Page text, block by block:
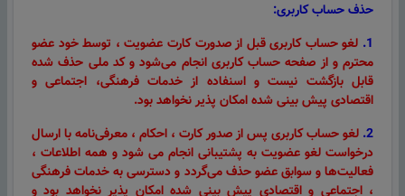
حذف حساب کاربری:
1. لغو حساب کاربری قبل از صدورت کارت عضویت ، توسط خود عضو
محترم و از صفحه حساب کاربری انجام می‌شود و کد ملی حذف شده
قابل بازگشت نیست و اسنفاده از خدمات فرهنگی، اجتماعی و
اقتصادی پیش بینی شده امکان پذیر نخواهد بود.
2. لغو حسابکاربری پس از صدور کارت ، احکام ، معرفی‌نامه با ارسال
درخواست لغو عضویت به پشتیبانی انجام می شود و همه اطلاعات ،
فعالیت‌ها و سوابق عضو حذف می‌گردد و دسترسی به خدمات فرهنگی
، اجتماعی و اقتصادی پیش بینی شده امکان پذیر نخواهد بود و